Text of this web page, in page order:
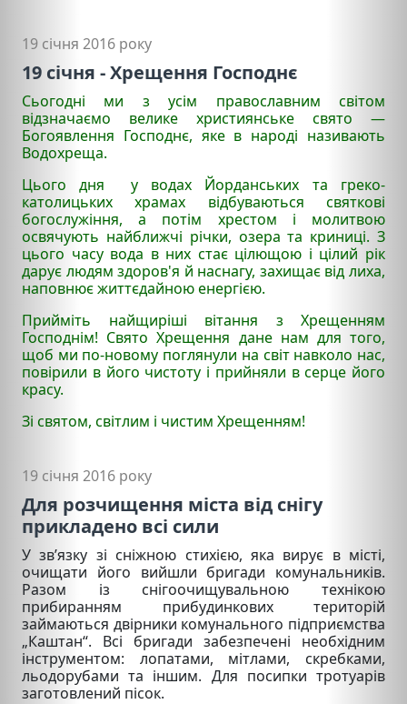
19 січня 2016 року
19 січня - Хрещення Господнє
Сьогодні ми з усім православним світом
відзначаємо велике християнське свято —
Богоявлення Господнє, яке в народі називають
Водохреща.
Цього дня у водах Йорданських та греко-
католицьких храмах відбуваються святкові
богослужіння, а потім хрестом і молитвою
освячують найближчі річки, озера та криниці. З
цього часу вода в них стає цілющою і цілий рік
дарує людям здоров'я й наснагу, захищає від лиха,
наповнює життєдайною енергією.
Прийміть найщиріші вітання з Хрещенням
Господнім! Свято Хрещення дане нам для того,
щоб ми по-новому поглянули на світ навколо нас,
повірили в його чистоту і прийняли в серце його
красу.
Зі святом, світлим і чистим Хрещенням!
19 січня 2016 року
Для розчищення міста від снігу
прикладено всі сили
У зв’язку зі сніжною стихією, яка вирує в місті,
очищати його вийшли бригади комунальників.
Разом із снігоочищувальною технікою
прибиранням прибудинкових територій
займаються двірники комунального підприємства
„Каштан“. Всі бригади забезпечені необхідним
інструментом: лопатами, мітлами, скребками,
льодорубами та іншим. Для посипки тротуарів
заготовлений пісок.